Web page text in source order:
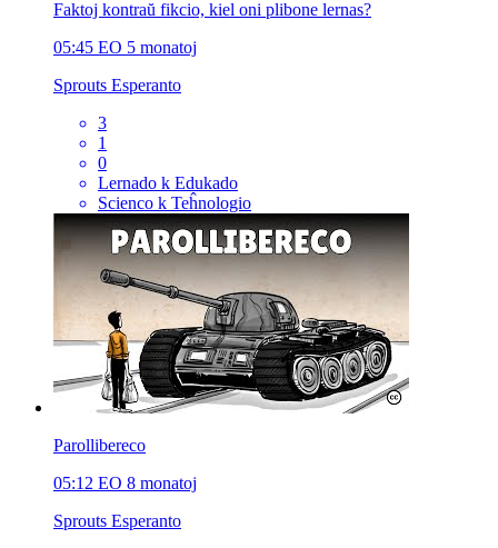
Faktoj kontraŭ fikcio, kiel oni plibone lernas?
05:45 EO 5 monatoj
Sprouts Esperanto
3
1
0
Lernado k Edukado
Scienco k Teĥnologio
Parollibereco
05:12 EO 8 monatoj
Sprouts Esperanto